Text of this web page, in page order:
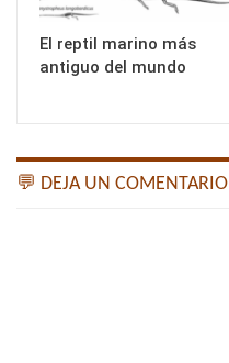
El reptil marino más
antiguo del mundo
💬 DEJA UN COMENTARIO